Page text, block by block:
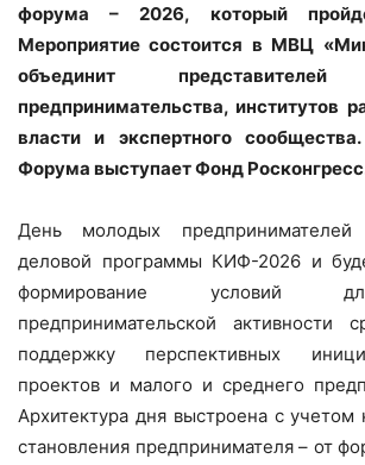
форума – 2026, который
Мероприятие состоится в МВЦ
объединит представителей
предпринимательства, институтов
власти и экспертного
Форума выступает Фонд
День молодых предпринимателей
деловой программы КИФ-2026 и
формирование условий
предпринимательской активности
поддержку перспективных
проектов и малого и среднего
Архитектура дня выстроена с учетом
становления предпринимателя – от